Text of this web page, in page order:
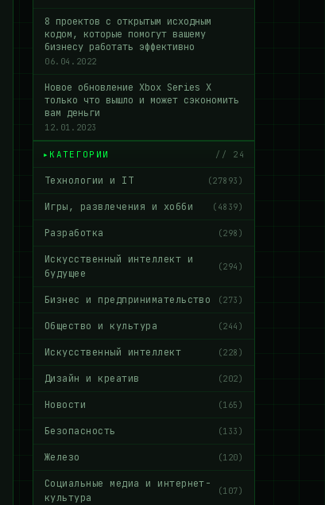
8 проектов с открытым исходным
кодом, которые помогут вашему
бизнесу работать эффективно
06.04.2022
Новое обновление Xbox Series X
только что вышло и может сэкономить
вам деньги
12.01.2023
КАТЕГОРИИ // 24
Технологии и IT (27893)
Игры, развлечения и хобби (4839)
Разработка (298)
Искусственный интеллект и
будущее
(294)
Бизнес и предпринимательство (273)
Общество и культура (244)
Искусственный интеллект (228)
Дизайн и креатив (202)
Новости (165)
Безопасность (133)
Железо (120)
Социальные медиа и интернет-
культура
(107)